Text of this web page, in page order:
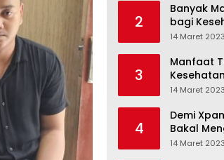
2
Banyak
bagi
Anda
14 Maret 2023
3
Manfaat
14 Maret 2023
4
Demi
Bakal
Pajero
14 Maret 2023